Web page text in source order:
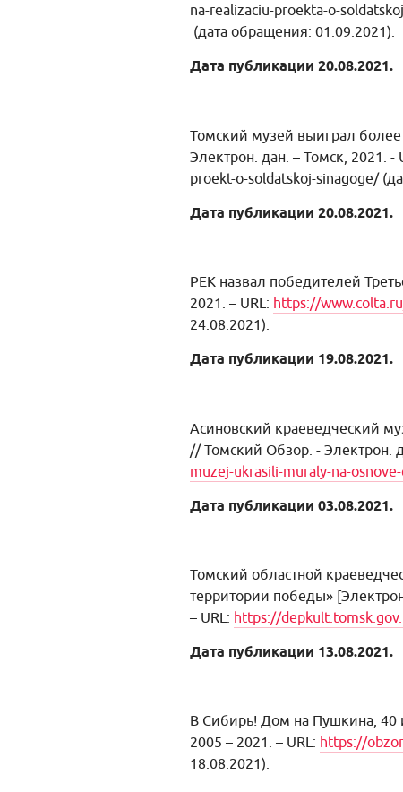
na-realizaciu-proekta-o-
(дата обращения: 01.09.2021).
Дата публикации 20.08.2021.
Томский музей выиграл более
Электрон. дан. – Томск, 2021.
proekt-o-soldatskoj-sinagoge/
Дата публикации 20.08.2021.
РЕК назвал победителей
2021. – URL: https://
24.08.2021).
Дата публикации 19.08.2021.
Асиновский краеведческий
// Томский Обзор. - Электрон.
muzej-ukrasili-muraly-na-
Дата публикации 03.08.2021.
Томский областной
территории победы»
– URL: https://
Дата публикации 13.08.2021.
В Сибирь! Дом на Пушкина, 40
2005 – 2021. – URL: https://
18.08.2021).